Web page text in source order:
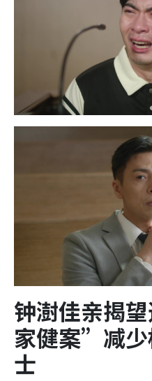
钟澍佳亲揭
家健案”减少
士